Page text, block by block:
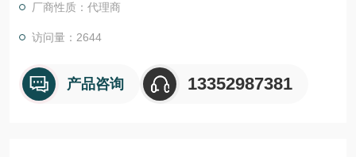
厂商性质：代理商
访问量：2644
产品咨询 13352987381